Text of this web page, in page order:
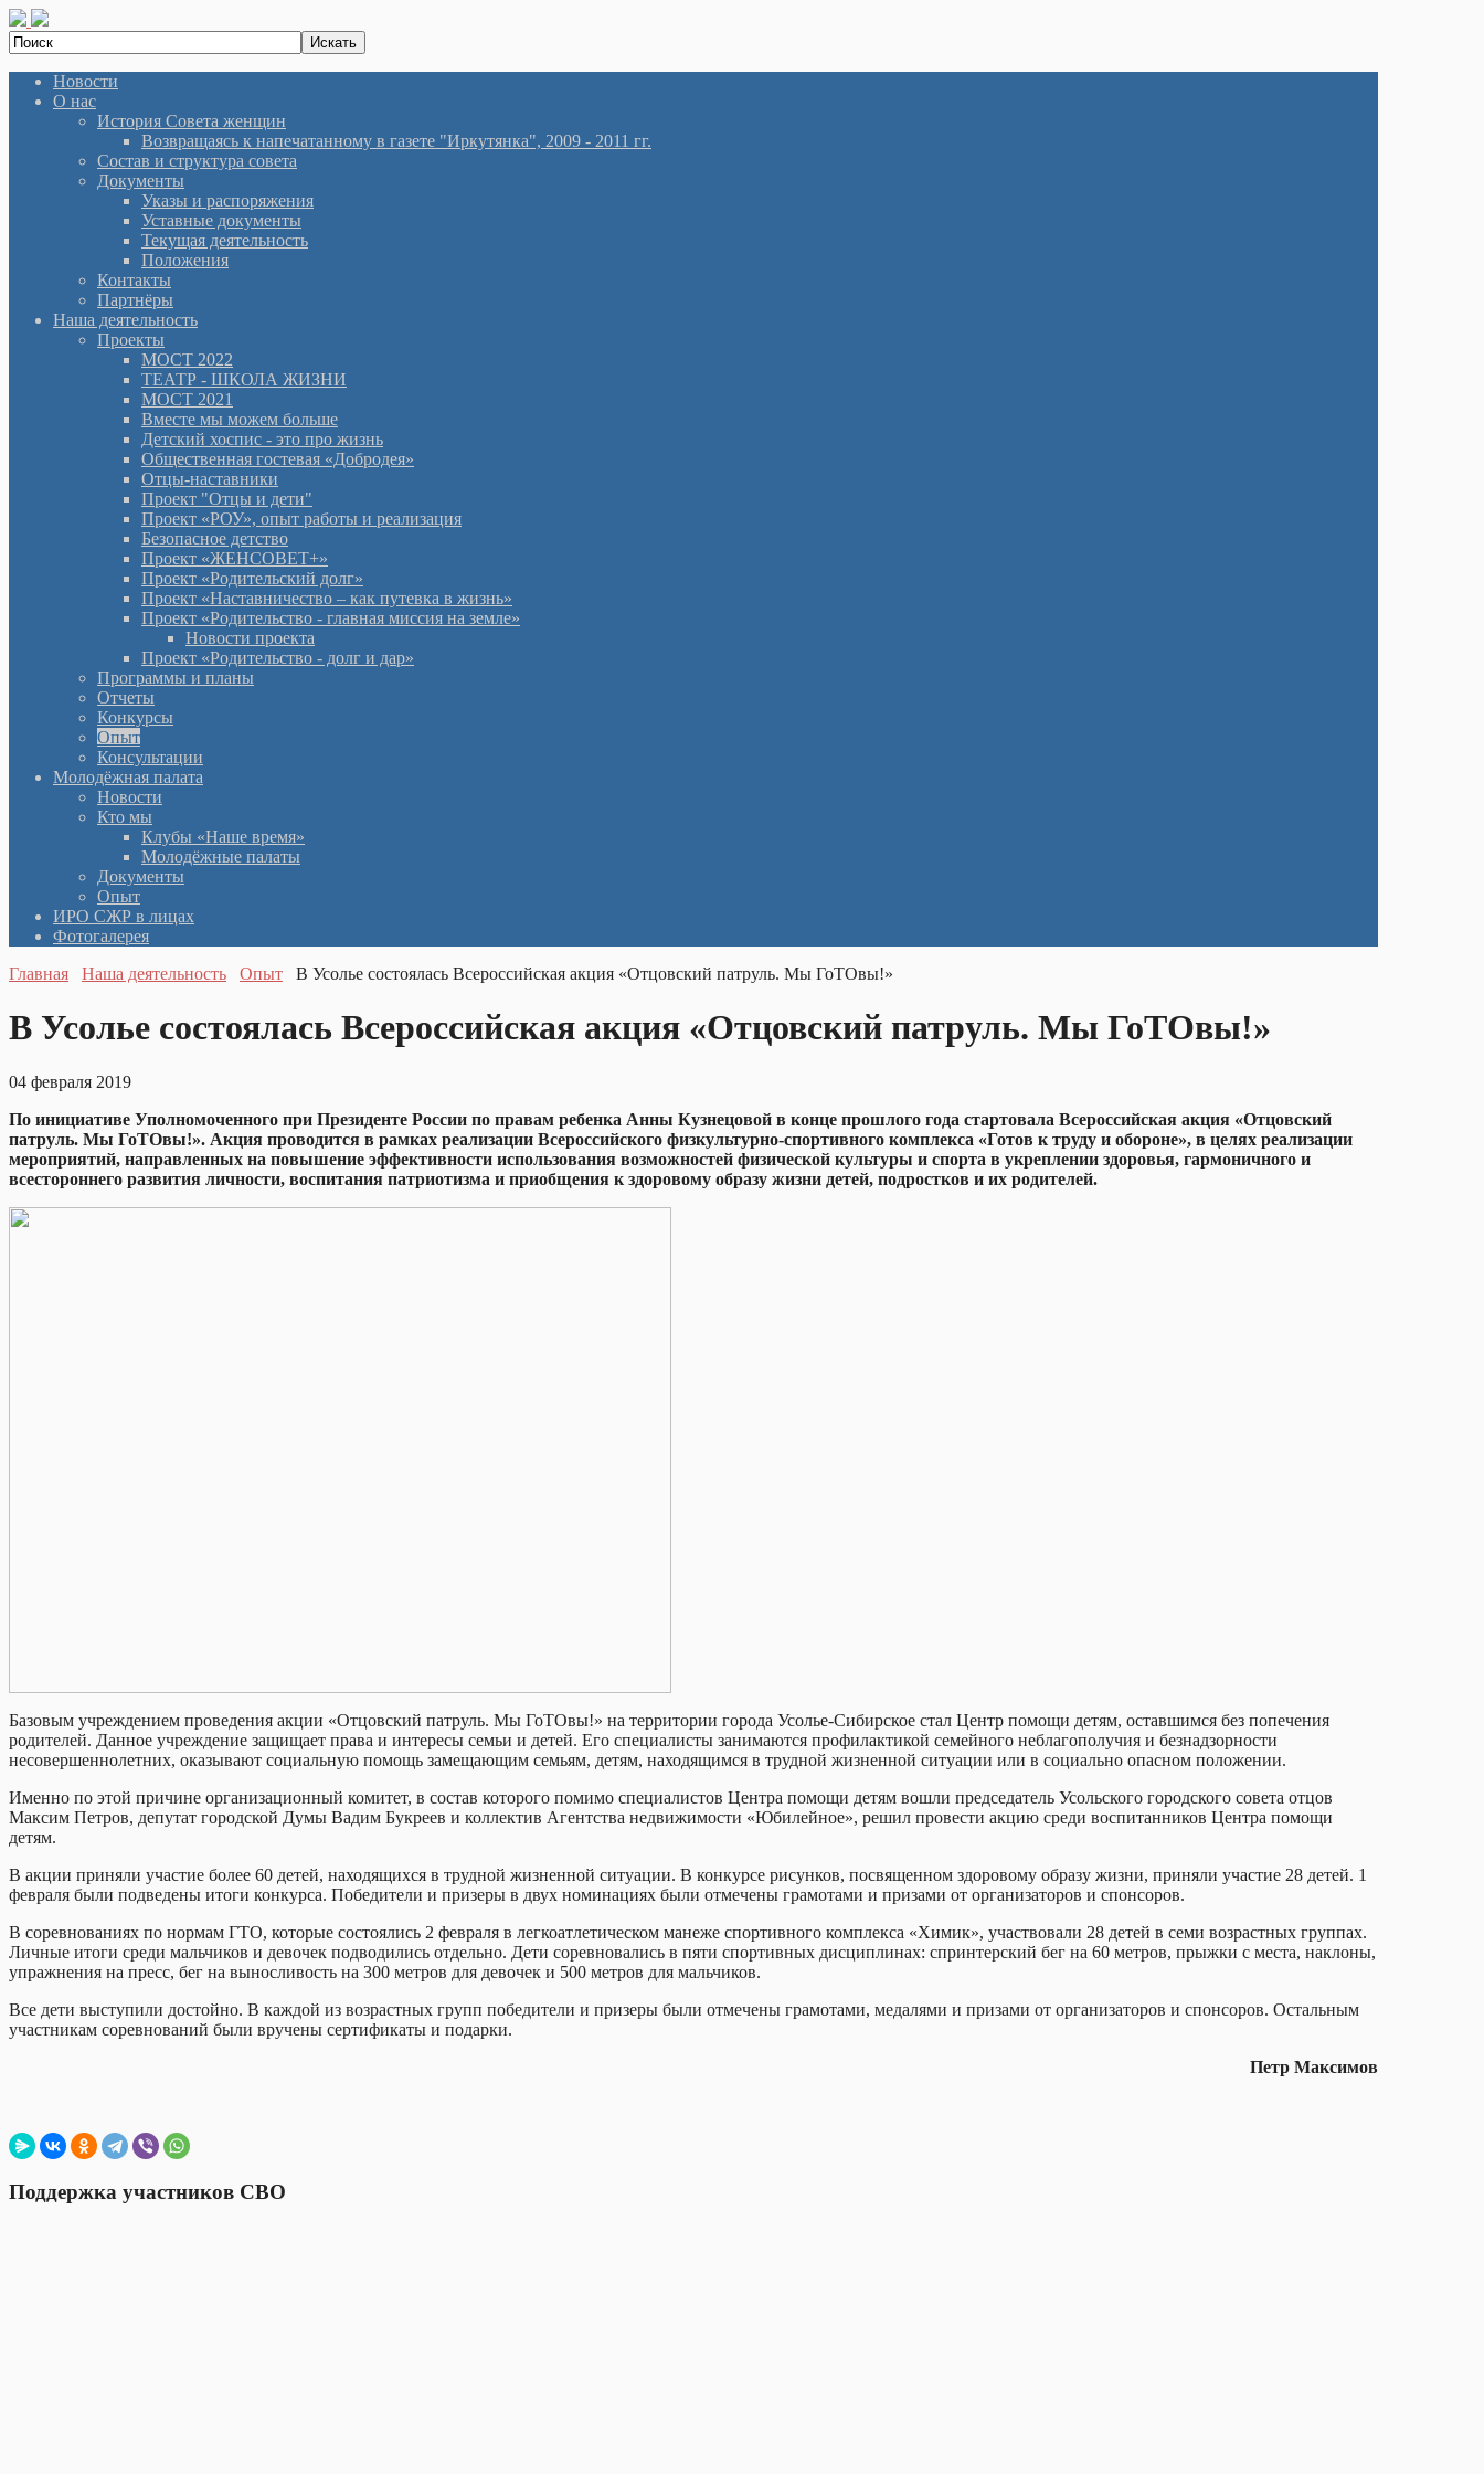
Новости
О нас
История Cовета женщин
Возвращаясь к напечатанному в газете "Иркутянка", 2009 - 2011 гг.
Состав и структура совета
Документы
Указы и распоряжения
Уставные документы
Текущая деятельность
Положения
Контакты
Партнёры
Наша деятельность
Проекты
МОСТ 2022
ТЕАТР - ШКОЛА ЖИЗНИ
МОСТ 2021
Вместе мы можем больше
Детский хоспис - это про жизнь
Общественная гостевая «Добродея»
Отцы-наставники
Проект "Отцы и дети"
Проект «РОУ», опыт работы и реализация
Безопасное детство
Проект «ЖЕНСОВЕТ+»
Проект «Родительский долг»
Проект «Наставничество – как путевка в жизнь»
Проект «Родительство - главная миссия на земле»
Новости проекта
Проект «Родительство - долг и дар»
Программы и планы
Отчеты
Конкурсы
Опыт
Консультации
Молодёжная палата
Новости
Кто мы
Клубы «Наше время»
Молодёжные палаты
Документы
Опыт
ИРО СЖР в лицах
Фотогалерея
Главная
Наша деятельность Опыт В Усолье состоялась Всероссийская акция «Отцовский патруль. Мы ГоТОвы!»
В Усолье состоялась Всероссийская акция «Отцовский патруль. Мы ГоТОвы!»
04 февраля 2019
По инициативе Уполномоченного при Президенте России по правам ребенка Анны Кузнецовой в конце прошлого года стартовала Всероссийская акция «Отцовский
патруль. Мы ГоТОвы!». Акция проводится в рамках реализации Всероссийского физкультурно-спортивного комплекса «Готов к труду и обороне», в целях реализации
мероприятий, направленных на повышение эффективности использования возможностей физической культуры и спорта в укреплении здоровья, гармоничного и
всестороннего развития личности, воспитания патриотизма и приобщения к здоровому образу жизни детей, подростков и их родителей.
Базовым учреждением проведения акции «Отцовский патруль. Мы ГоТОвы!» на территории города Усолье-Сибирское стал Центр помощи детям, оставшимся без попечения
родителей. Данное учреждение защищает права и интересы семьи и детей. Его специалисты занимаются профилактикой семейного неблагополучия и безнадзорности
несовершеннолетних, оказывают социальную помощь замещающим семьям, детям, находящимся в трудной жизненной ситуации или в социально опасном положении.
Именно по этой причине организационный комитет, в состав которого помимо специалистов Центра помощи детям вошли председатель Усольского городского совета отцов
Максим Петров, депутат городской Думы Вадим Букреев и коллектив Агентства недвижимости «Юбилейное», решил провести акцию среди воспитанников Центра помощи
детям.
В акции приняли участие более 60 детей, находящихся в трудной жизненной ситуации. В конкурсе рисунков, посвященном здоровому образу жизни, приняли участие 28 детей. 1
февраля были подведены итоги конкурса. Победители и призеры в двух номинациях были отмечены грамотами и призами от организаторов и спонсоров.
В соревнованиях по нормам ГТО, которые состоялись 2 февраля в легкоатлетическом манеже спортивного комплекса «Химик», участвовали 28 детей в семи возрастных группах.
Личные итоги среди мальчиков и девочек подводились отдельно. Дети соревновались в пяти спортивных дисциплинах: спринтерский бег на 60 метров, прыжки с места, наклоны,
упражнения на пресс, бег на выносливость на 300 метров для девочек и 500 метров для мальчиков.
Все дети выступили достойно. В каждой из возрастных групп победители и призеры были отмечены грамотами, медалями и призами от организаторов и спонсоров. Остальным
участникам соревнований были вручены сертификаты и подарки.
Петр Максимов
Поддержка участников СВО